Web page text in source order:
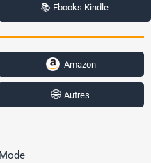
📚 Ebooks Kindle
Amazon
🌐 Autres